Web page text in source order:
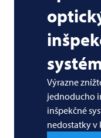
Výrazne
jednoducho
inšpekčné
nedostatky v